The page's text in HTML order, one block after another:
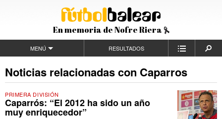
En memoria de Nofre Riera
MENÚ RESULTADOS
Noticias relacionadas con Caparros
PRIMERA DIVISIÓN
Caparrós: “El 2012 ha sido un año
muy enriquecedor”